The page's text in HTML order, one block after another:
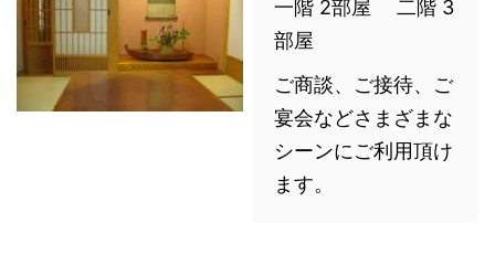
一階 2部屋 二階 3
部屋
ご商談、ご接待、ご
宴会などさまざまな
シーンにご利用頂け
ます。